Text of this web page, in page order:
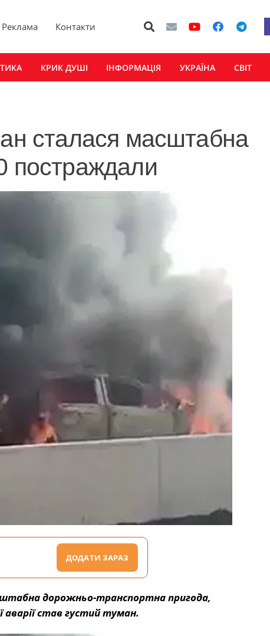
Реклама Контакти
КРИК ДУШІ ІНФОРМАЦІЯ УКРАЇНА СВІТ
сталася масштабна
постраждали
ДОДАТИ ЗАРАЗ
дорожньо-транспортна пригода,
став густий туман.